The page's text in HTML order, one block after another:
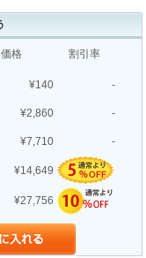
価格 割引率
¥140 -
¥2,860 -
¥7,710 -
¥14,649
¥27,756